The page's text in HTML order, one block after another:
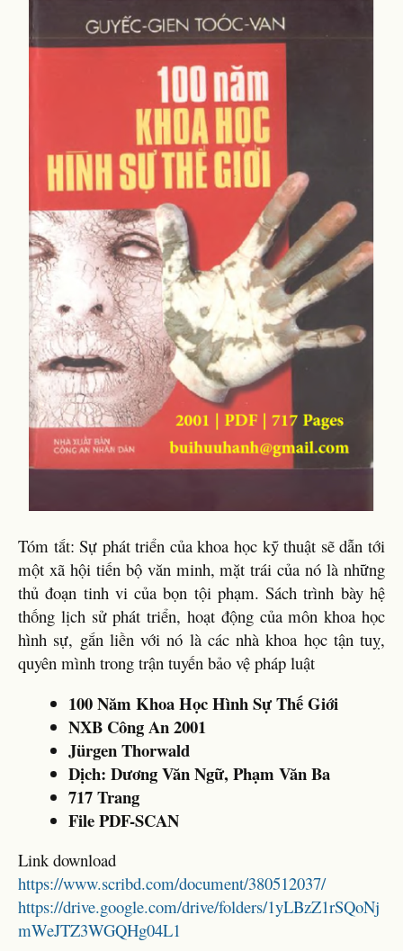
Tóm tắt: Sự phát triển của khoa học kỹ thuật sẽ dẫn tới
một xã hội tiến bộ văn minh, mặt trái của nó là những
thủ đoạn tinh vi của bọn tội phạm. Sách trình bày hệ
thống lịch sử phát triển, hoạt động của môn khoa học
hình sự, gắn liền với nó là các nhà khoa học tận tuỵ,
quyên mình trong trận tuyến bảo vệ pháp luật
100 Năm Khoa Học Hình Sự Thế Giới
NXB Công An 2001
Jürgen Thorwald
Dịch: Dương Văn Ngữ, Phạm Văn Ba
717 Trang
File PDF-SCAN
Link download
https://www.scribd.com/document/380512037/
https://drive.google.com/drive/folders/1yLBzZ1rSQoNj
mWeJTZ3WGQHg04L1